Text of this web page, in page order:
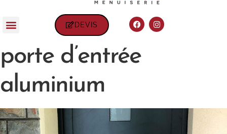
DEVIS
porte d’entrée
aluminium